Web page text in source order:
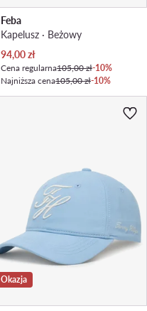
Feba
Kapelusz · Beżowy
Aktualna cena
94,00zł
Cena regularna105,00 zł-10%
Najniższa cena105,00 zł-10%
Okazja